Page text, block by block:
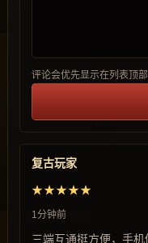
评论会优先显示在列表顶部
复古玩家
★★★★★
1分钟前
三端互通挺方便，手机